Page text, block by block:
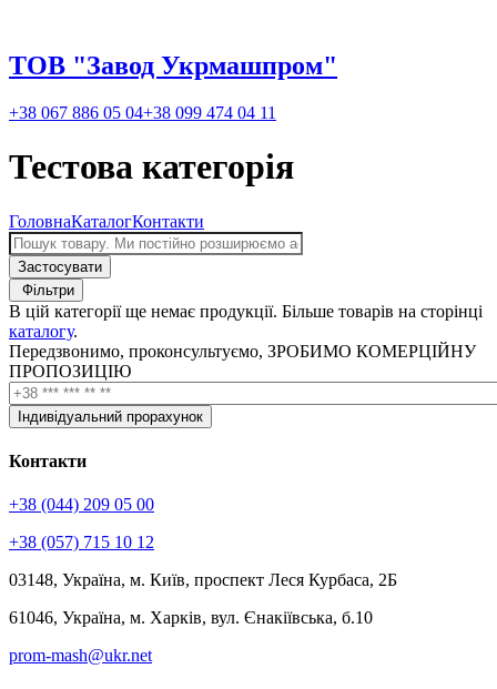
ТОВ "Завод Укрмашпром"
+38 067 886 05 04+38 099 474 04 11
Тестова категорія
ГоловнаКаталогКонтакти
Фільтри
В цій категорії ще немає продукції. Більше товарів на сторінці
каталогу.
Передзвонимо, проконсультуємо, ЗРОБИМО КОМЕРЦІЙНУ
ПРОПОЗИЦІЮ
Контакти
+38 (044) 209 05 00
+38 (057) 715 10 12
03148, Україна, м. Київ, проспект Леся Курбаса, 2Б
61046, Україна, м. Харків, вул. Єнакіївська, б.10
prom-mash@ukr.net